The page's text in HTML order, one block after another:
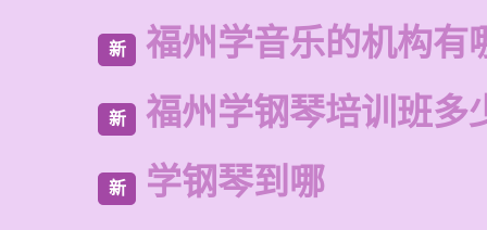
新 福州学音乐的机构有
新 福州学钢琴培训班多
新 学钢琴到哪